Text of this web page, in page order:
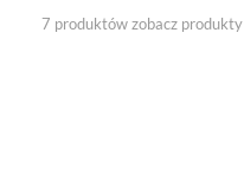
7 produktówzobacz produkty